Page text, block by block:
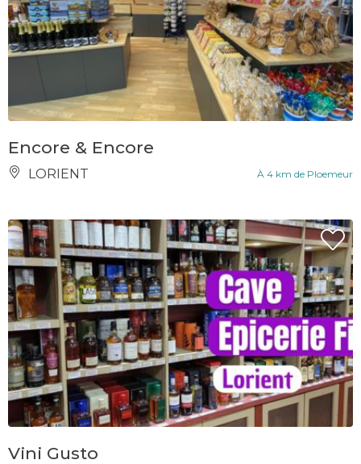
Encore & Encore
LORIENT À 4 km de Ploemeur
Vini Gusto